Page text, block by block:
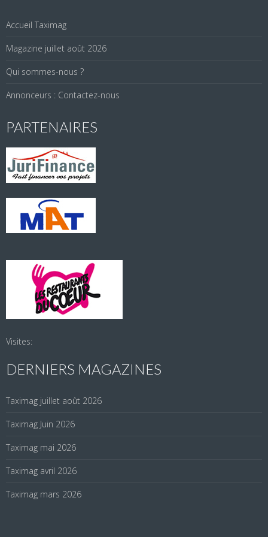
Accueil Taximag
Magazine juillet août 2026
Qui sommes-nous ?
Annonceurs : Contactez-nous
PARTENAIRES
Visites:
DERNIERS MAGAZINES
Taximag juillet août 2026
Taximag Juin 2026
Taximag mai 2026
Taximag avril 2026
Taximag mars 2026